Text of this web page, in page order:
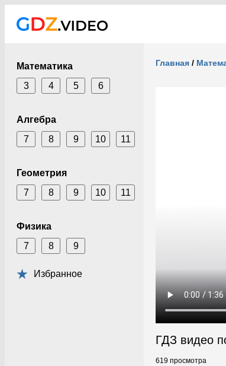
Математика
3
4 5 6
Алгебра
7
8 9 10 11
Геометрия
7
8 9 10 11
Физика
7
8 9
Избранное
Главная /
ГДЗ видео
619 просмотра